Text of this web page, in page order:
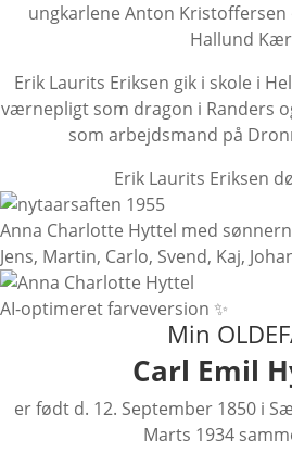
ungkarlene Anton Kristoffersen
Hallund
Erik Laurits Eriksen gik i skole i
værnepligt som dragon i Randers
som arbejdsmand på
Erik Laurits Eriksen
Anna Charlotte Hyttel med
Jens, Martin, Carlo, Svend, Kaj,
AI-optimeret farveversion ✨
Min
Carl Emil
er født d. 12. September 1850 i
Marts 1934